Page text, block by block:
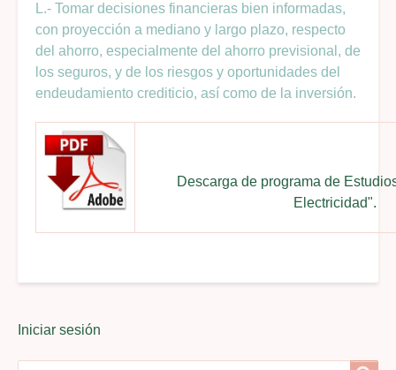
L.- Tomar decisiones financieras bien informadas,
con proyección a mediano y largo plazo, respecto
del ahorro, especialmente del ahorro previsional, de
los seguros, y de los riesgos y oportunidades del
endeudamiento crediticio, así como de la inversión.
Descarga de programa de
Electricidad".
User
menu
Iniciar sesión